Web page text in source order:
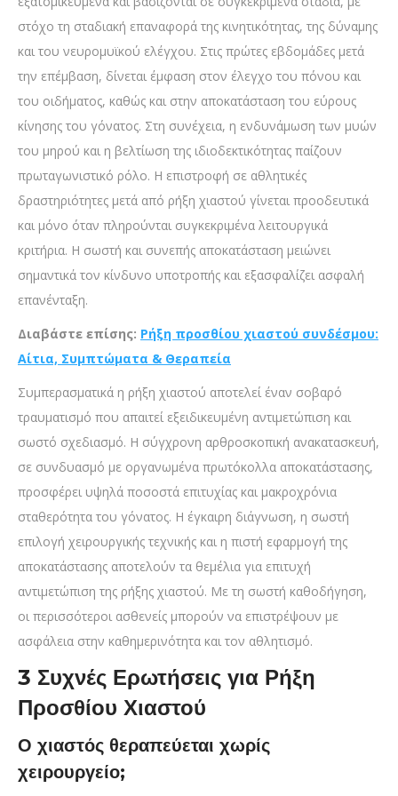
στόχο τη σταδιακή επαναφορά της κινητικότητας, της δύναμης
και του νευρομυϊκού ελέγχου. Στις πρώτες εβδομάδες μετά
την επέμβαση, δίνεται έμφαση στον έλεγχο του πόνου και
του οιδήματος, καθώς και στην αποκατάσταση του εύρους
κίνησης του γόνατος. Στη συνέχεια, η ενδυνάμωση των μυών
του μηρού και η βελτίωση της ιδιοδεκτικότητας παίζουν
πρωταγωνιστικό ρόλο. Η επιστροφή σε αθλητικές
δραστηριότητες μετά από ρήξη χιαστού γίνεται προοδευτικά
και μόνο όταν πληρούνται συγκεκριμένα λειτουργικά
κριτήρια. Η σωστή και συνεπής αποκατάσταση μειώνει
σημαντικά τον κίνδυνο υποτροπής και εξασφαλίζει ασφαλή
επανένταξη.
Διαβάστε επίσης: Ρήξη προσθίου χιαστού συνδέσμου:
Αίτια, Συμπτώματα & Θεραπεία
Συμπερασματικά η ρήξη χιαστού αποτελεί έναν σοβαρό
τραυματισμό που απαιτεί εξειδικευμένη αντιμετώπιση και
σωστό σχεδιασμό. Η σύγχρονη αρθροσκοπική ανακατασκευή,
σε συνδυασμό με οργανωμένα πρωτόκολλα αποκατάστασης,
προσφέρει υψηλά ποσοστά επιτυχίας και μακροχρόνια
σταθερότητα του γόνατος. Η έγκαιρη διάγνωση, η σωστή
επιλογή χειρουργικής τεχνικής και η πιστή εφαρμογή της
αποκατάστασης αποτελούν τα θεμέλια για επιτυχή
αντιμετώπιση της ρήξης χιαστού. Με τη σωστή καθοδήγηση,
οι περισσότεροι ασθενείς μπορούν να επιστρέψουν με
ασφάλεια στην καθημερινότητα και τον αθλητισμό.
3 Συχνές Ερωτήσεις για Ρήξη
Προσθίου Χιαστού
Ο χιαστός θεραπεύεται χωρίς
χειρουργείο;